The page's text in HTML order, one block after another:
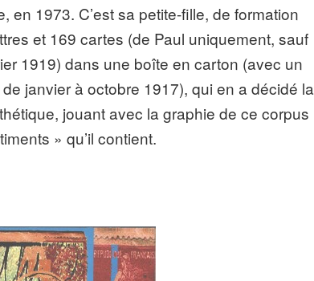
1973. C’est sa petite-fille, de formation
et 169 cartes (de Paul uniquement, sauf
1919) dans une boîte en carton (avec un
janvier à octobre 1917), qui en a décidé la
jouant avec la graphie de ce corpus
» qu’il contient.